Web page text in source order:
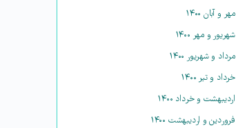
مهر و آبان ۱۴۰۰
شهریور و مهر ۱۴۰۰
مرداد و شهریور ۱۴۰۰
خرداد و تیر ۱۴۰۰
اردیبهشت و خرداد ۱۴۰۰
فروردین و اردیبهشت ۱۴۰۰